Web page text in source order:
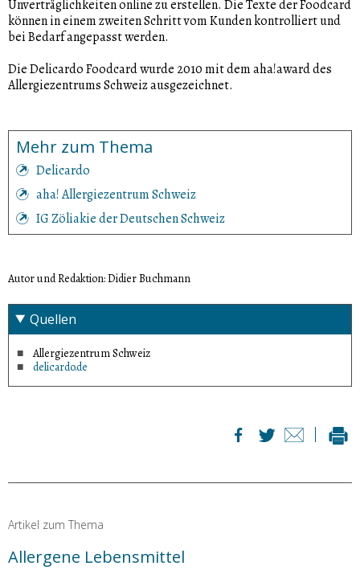
Unverträglichkeiten online zu erstellen. Die Texte der Foodcard
können in einem zweiten Schritt vom Kunden kontrolliert und
bei Bedarf angepasst werden.
Die Delicardo Foodcard wurde 2010 mit dem aha!award des
Allergiezentrums Schweiz ausgezeichnet.
Mehr zum Thema
Delicardo
aha! Allergiezentrum Schweiz
IG Zöliakie der Deutschen Schweiz
Autor und Redaktion: Didier Buchmann
Quellen
Allergiezentrum Schweiz
delicardo.de
Artikel zum Thema
Allergene Lebensmittel